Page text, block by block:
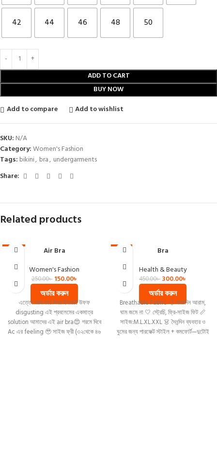
42 44 46 48 50
ADD TO CART
BUY NOW
Add to compare
Add to wishlist
SKU: N/A
Category:Women's Fashion
Tags: bikini, bra, undergarments
Share:
Related products
-40%
Air Bra
Women's Fashion
250.00৳ 150.00৳
অর্ডার করুন
এত্তো গরম তার উপর ইনার?! উফফ
disgusting এই প্রবলেমের একমাত্র
solution আমাদের এই air bra😍 গরমে দিবে
Ac এর feeling 🥹 সাইজ ফ্রী (৩২থেকে ৪৬
-33%
Bra
Health & Beauty
450.00৳ 300.00৳
অর্ডার করুন
Breathable Fabric 💨 সারাদিন আরাম,
ঘাম জমে না 🤍 স্ট্রেচি, ফ্রি-সাইজ ফিট 📏
সাইজ:M.L.XL.XXL 👗 দৈনন্দিন ব্যবহার ও
ঘুমের জন্য পারফেক্ট স্টাইল + কমফোর্ট—দুটোই